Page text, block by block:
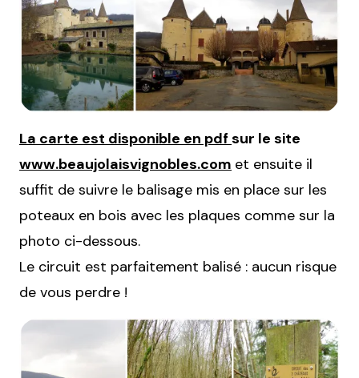
La carte est disponible en pdf sur le site
www.beaujolaisvignobles.com et ensuite il
suffit de suivre le balisage mis en place sur les
poteaux en bois avec les plaques comme sur la
photo ci-dessous.
Le circuit est parfaitement balisé : aucun risque
de vous perdre !